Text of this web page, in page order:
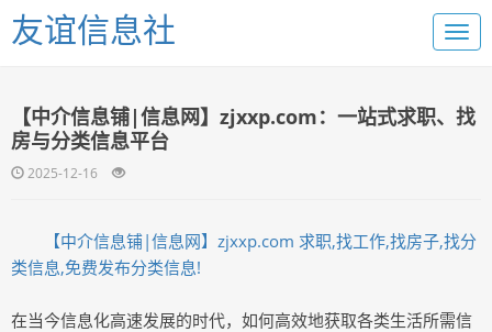
友谊信息社
【中介信息铺|信息网】zjxxp.com：一站式求职、找
房与分类信息平台
2025-12-16
【中介信息铺|信息网】zjxxp.com 求职,找工作,找房子,找分
类信息,免费发布分类信息!
在当今信息化高速发展的时代，如何高效地获取各类生活所需信